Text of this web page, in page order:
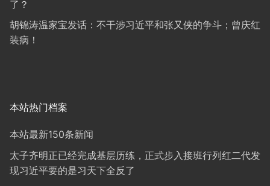
了？
胡锦涛温家宝发话：不干涉习近平和张又侠的争斗；曾庆红
装病！
本站热门档案
本站最新150条新闻
太子齐明正已经完成基层历练，正式步入接班行列红二代发
现习近平要的是习天下全反了